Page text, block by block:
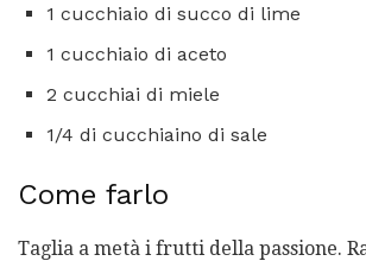
1 cucchiaio di succo di lime
1 cucchiaio di aceto
2 cucchiai di miele
1/4 di cucchiaino di sale
Come farlo
Taglia a metà i frutti della passione.